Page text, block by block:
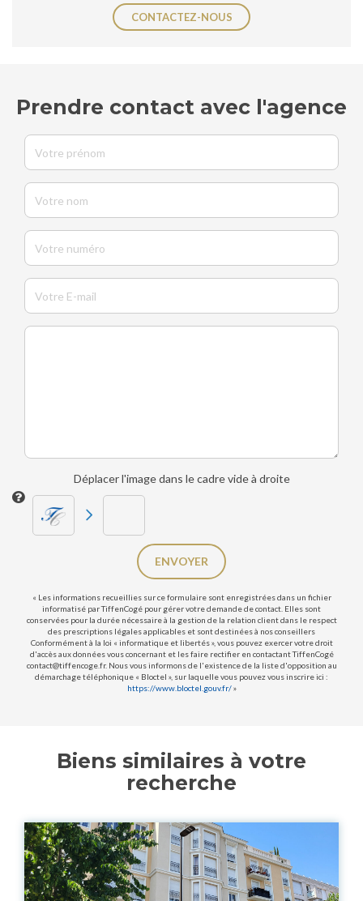
CONTACTEZ-NOUS
Prendre contact avec l'agence
Déplacer l'image dans le cadre vide à droite
ENVOYER
« Les informations recueillies sur ce formulaire sont enregistrées dans un fichier
informatisé par TiffenCogé pour gérer votre demande de contact. Elles sont
conservées pour la durée nécessaire à la gestion de la relation client dans le respect
des prescriptions légales applicables et sont destinées à nos conseillers
Conformément à la loi « informatique et libertés », vous pouvez exercer votre droit
d'accès aux données vous concernant et les faire rectifier en contactant TiffenCogé
contact@tiffencoge.fr. Nous vous informons de l'existence de la liste d'opposition au
démarchage téléphonique « Bloctel », sur laquelle vous pouvez vous inscrire ici :
https://www.bloctel.gouv.fr/»
Biens similaires à votre
recherche